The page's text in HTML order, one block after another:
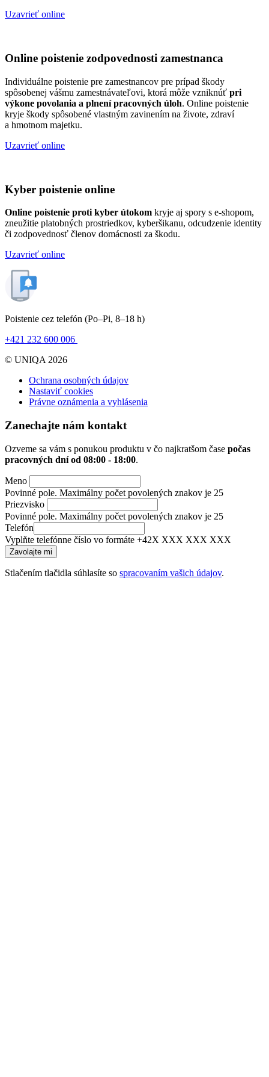
Uzavrieť online
Online poistenie zodpovednosti zamestnanca
Individuálne poistenie pre zamestnancov pre prípad škody
spôsobenej vášmu zamestnávateľovi, ktorá môže vzniknúť pri
výkone povolania a plnení pracovných úloh. Online poistenie
kryje škody spôsobené vlastným zavinením na živote, zdraví
a hmotnom majetku.
Uzavrieť online
Kyber poistenie online
Online poistenie proti kyber útokom kryje aj spory s e-shopom,
zneužitie platobných prostriedkov, kyberšikanu, odcudzenie identity
či zodpovednosť členov domácnosti za škodu.
Uzavrieť online
Poistenie cez telefón (Po–Pi, 8–18 h)
+421 232 600 006
© UNIQA 2026
Ochrana osobných údajov
Nastaviť cookies
Právne oznámenia a vyhlásenia
Zanechajte nám kontakt
Ozveme sa vám s ponukou produktu v čo najkratšom čase počas
pracovných dní od 08:00 - 18:00.
Meno
Povinné pole. Maximálny počet povolených znakov je 25
Priezvisko
Povinné pole. Maximálny počet povolených znakov je 25
Telefón
Vyplňte telefónne číslo vo formáte +42X XXX XXX XXX
Stlačením tlačidla súhlasíte so spracovaním vašich údajov.